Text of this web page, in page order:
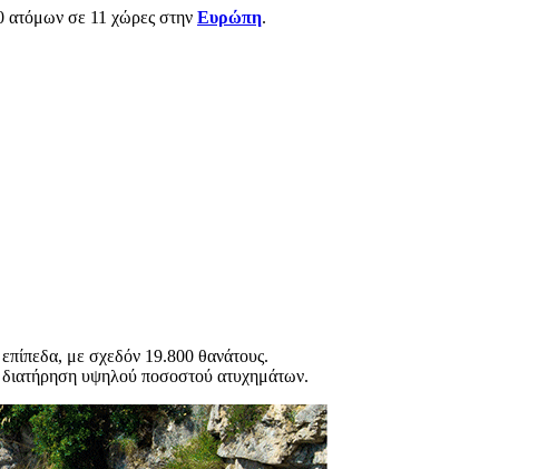
ατόμων σε 11 χώρες στην Ευρώπη.
με σχεδόν 19.800 θανάτους.
διατήρηση υψηλού ποσοστού ατυχημάτων.